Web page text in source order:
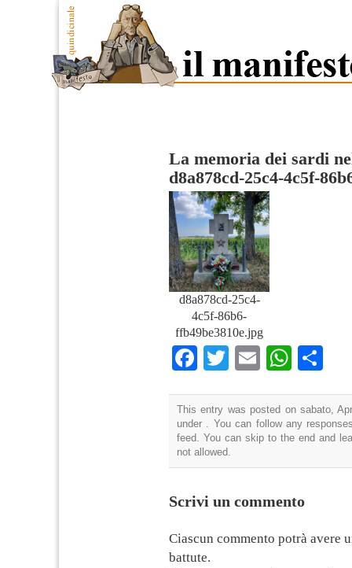
La memoria dei sardi
d8a878cd-25c4-4c5f-
d8a878cd-25c4-
4c5f-86b6-
ffb49be3810e.jpg
Facebook
TwitterEmail
This entry was posted on sabato,
under . You can follow any
feed. You can skip to the end and
not allowed.
Scrivi un commento
Ciascun commento potrà avere
battute.